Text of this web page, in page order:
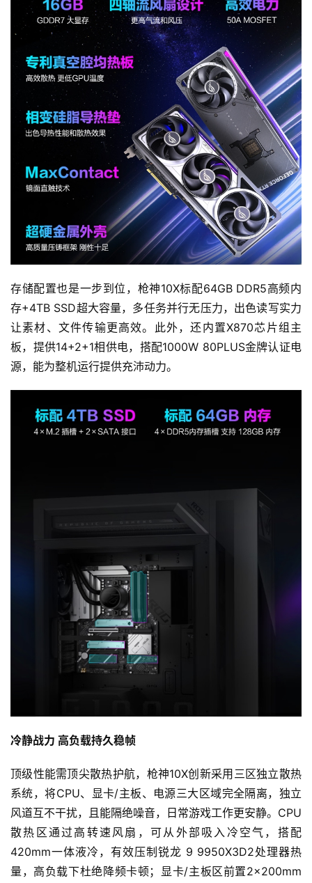
金
7
月
日
游
茶
存储配置也是一步到位，枪神10X标配64GB DDR5高频内
存+4TB SSD超大容量，多任务并行无压力，出色读写实力
让素材、文件传输更高效。此外，还内置X870芯片组主
板，提供14+2+1相供电，搭配1000W 80PLUS金牌认证电
源，能为整机运行提供充沛动力。
冷静战力 高负载持久稳帧
顶级性能需顶尖散热护航，枪神10X创新采用三区独立散热
系统，将CPU、显卡/主板、电源三大区域完全隔离，独立
风道互不干扰，且能隔绝噪音，日常游戏工作更安静。CPU
散热区通过高转速风扇，可从外部吸入冷空气，搭配
420mm一体液冷，有效压制锐龙 9 9950X3D2处理器热
量，高负载下杜绝降频卡顿；显卡/主板区前置2×200mm